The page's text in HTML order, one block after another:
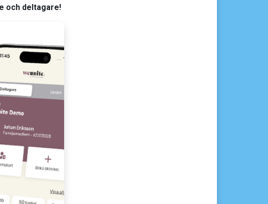
och deltagare!